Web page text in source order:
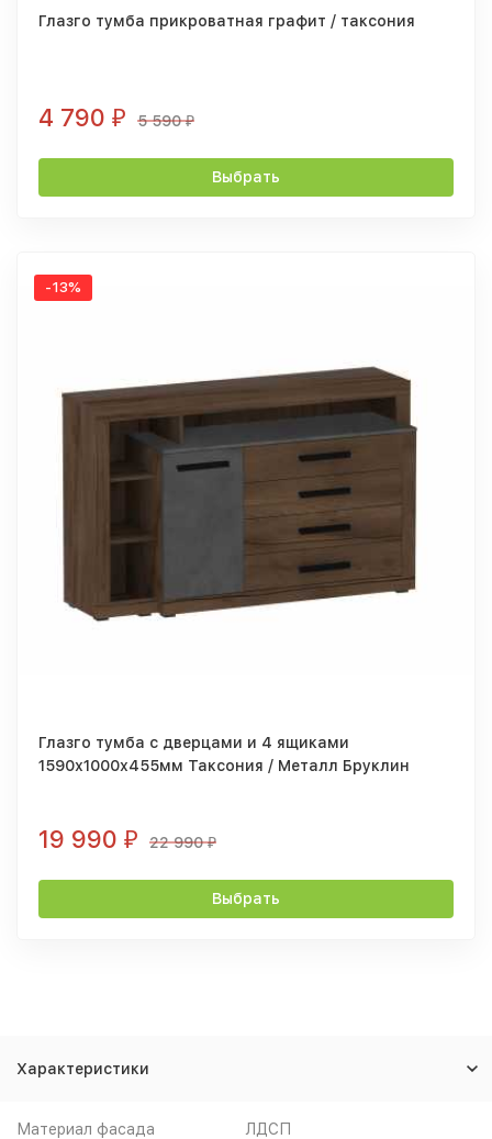
Глазго тумба прикроватная графит / таксония
4 790 ₽ 5 590₽
Выбрать
-13%
Глазго тумба с дверцами и 4 ящиками
1590х1000х455мм Таксония / Металл Бруклин
19 990 ₽ 22 990₽
Выбрать
Характеристики
Материал фасада ЛДСП